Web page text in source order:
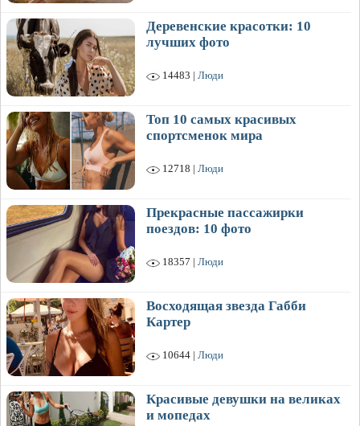
Деревенские красотки: 10
лучших фото
14483 | Люди
Топ 10 самых красивых
спортсменок мира
12718 | Люди
Прекрасные пассажирки
поездов: 10 фото
18357 | Люди
Восходящая звезда Габби
Картер
10644 | Люди
Красивые девушки на великах
и мопедах